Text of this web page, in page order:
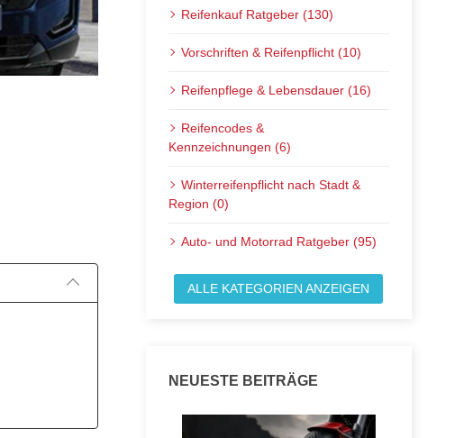
Veröffentlicht am:
Reifenkauf Ratgeber (130)
Vorschriften & Reifenpflicht (10)
Reifenpflege & Lebensdauer (16)
Reifencodes &
Kennzeichnungen (6)
Winterreifenpflicht nach Stadt &
Region (0)
Auto- und Motorrad Ratgeber (95)
ALLE KATEGORIEN ANZEIGEN
NEUESTE BEITRÄGE